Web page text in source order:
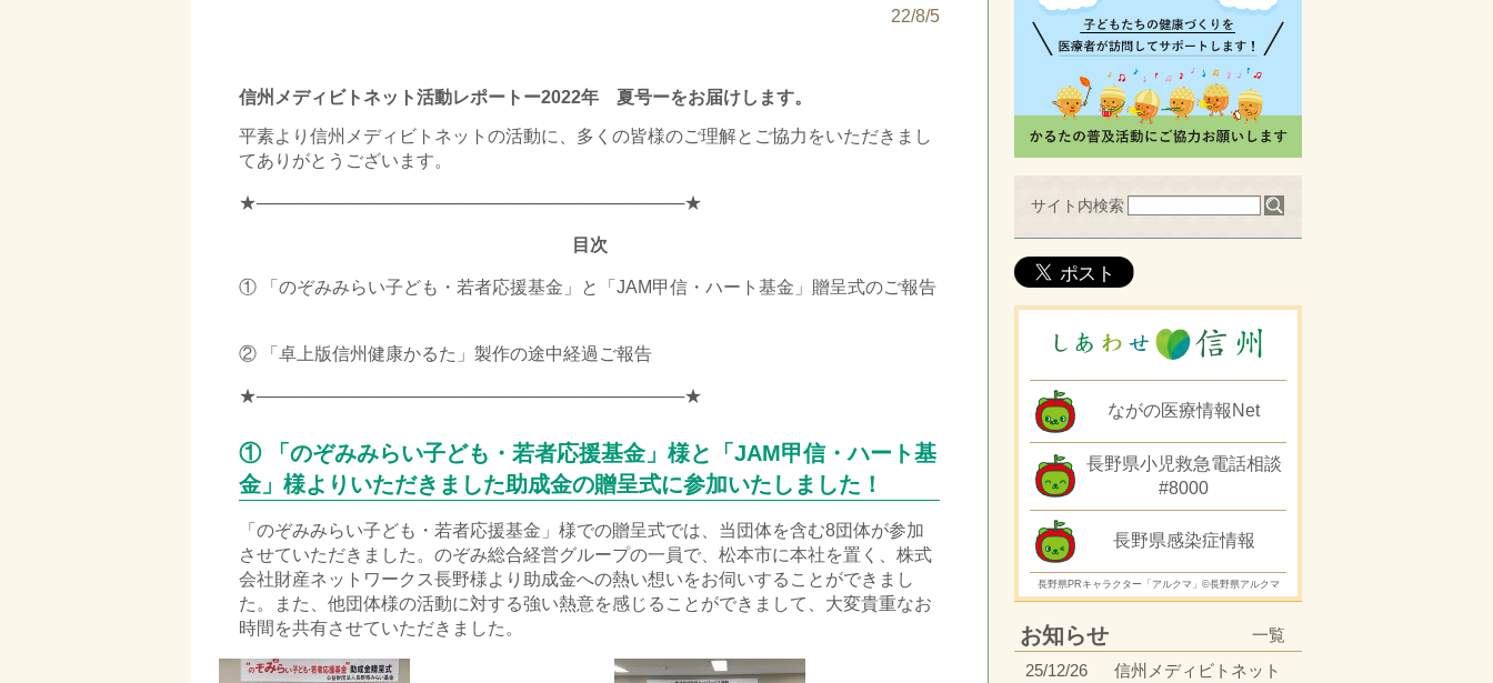
22/8/5
信州メディビトネット活動レポートー2022年 夏号ーをお届けします。
平素より信州メディビトネットの活動に、多くの皆様のご理解とご協力をいただきまし
てありがとうございます。
★───────────────────────────────────★
目次
① 「のぞみみらい子ども・若者応援基金」と「JAM甲信・ハート基金」贈呈式のご報告
② 「卓上版信州健康かるた」製作の途中経過ご報告
★───────────────────────────────────★
① 「のぞみみらい子ども・若者応援基金」様と「JAM甲信・ハート基
金」様よりいただきました助成金の贈呈式に参加いたしました！
「のぞみみらい子ども・若者応援基金」様での贈呈式では、当団体を含む8団体が参加
させていただきました。のぞみ総合経営グループの一員で、松本市に本社を置く、株式
会社財産ネットワークス⾧野様より助成金への熱い想いをお伺いすることができまし
た。また、他団体様の活動に対する強い熱意を感じることができまして、大変貴重なお
時間を共有させていただきました。
サイト内検索
ながの医療情報Net
長野県小児救急電話相談
#8000
長野県感染症情報
長野県PRキャラクター「アルクマ」©長野県アルクマ
一覧
お知らせ
25/12/26
信州メディビトネット